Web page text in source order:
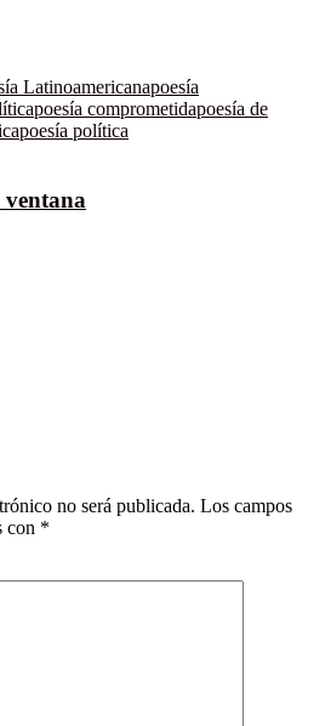
Latinoamericanapoesía
poesía comprometidapoesía de
poesía política
no será publicada. Los campos
con *